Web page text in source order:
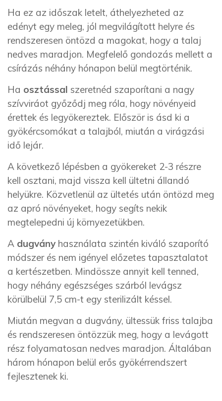
Ha ez az időszak letelt, áthelyezheted az
edényt egy meleg, jól megvilágított helyre és
rendszeresen öntözd a magokat, hogy a talaj
nedves maradjon. Megfelelő gondozás mellett a
csírázás néhány hónapon belül megtörténik.
Ha osztással szeretnéd szaporítani a nagy
szívviráot győződj meg róla, hogy növényeid
érettek és legyökereztek. Először is ásd ki a
gyökércsomókat a talajból, miután a virágzási
idő lejár.
A következő lépésben a gyökereket 2-3 részre
kell osztani, majd vissza kell ültetni állandó
helyükre. Közvetlenül az ültetés után öntözd meg
az apró növényeket, hogy segíts nekik
megtelepedni új környezetükben.
A dugványhasználata szintén kiváló szaporító
módszer és nem igényel előzetes tapasztalatot
a kertészetben. Mindössze annyit kell tenned,
hogy néhány egészséges szárból levágsz
körülbelül 7,5 cm-t egy sterilizált késsel.
Miután megvan a dugvány, ültessük friss talajba
és rendszeresen öntözzük meg, hogy a levágott
rész folyamatosan nedves maradjon. Általában
három hónapon belül erős gyökérrendszert
fejlesztenek ki.